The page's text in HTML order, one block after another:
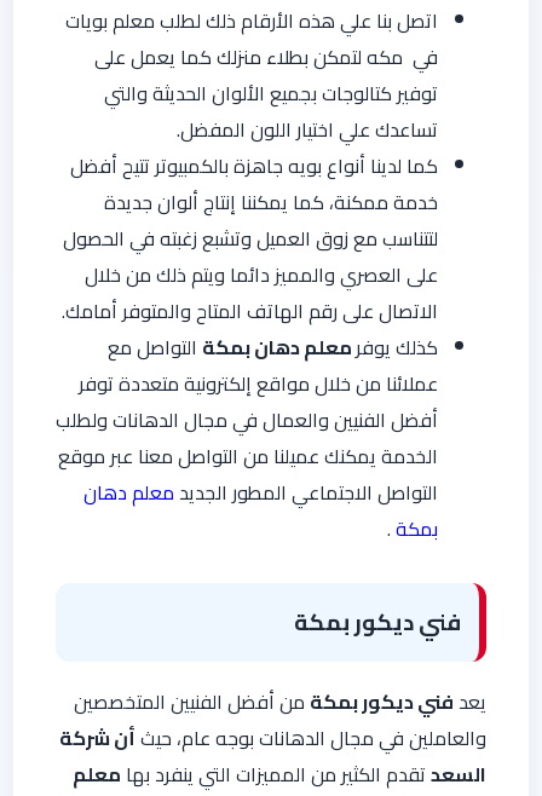
اتصل بنا علي هذه الأرقام ذلك لطلب معلم بويات
في مكه لتمكن بطلاء منزلك كما يعمل على
توفير كتالوجات بجميع الألوان الحديثة والتي
تساعدك علي اختيار اللون المفضل.
كما لدينا أنواع بويه جاهزة بالكمبيوتر تتيح أفضل
خدمة ممكنة، كما يمكننا إنتاج ألوان جديدة
لتتناسب مع زوق العميل وتشبع زغبته في الحصول
على العصري والمميز دائما ويتم ذلك من خلال
الاتصال على رقم الهاتف المتاح والمتوفر أمامك.
كذلك يوفرمعلم دهان بمكة التواصل مع
عملائنا من خلال مواقع إلكترونية متعددة توفر
أفضل الفنيين والعمال في مجال الدهانات ولطلب
الخدمة يمكنك عميلنا من التواصل معنا عبر موقع
التواصل الاجتماعي المطور الجديد معلم دهان
بمكة.
فني ديكور بمكة
يعد فني ديكور بمكة من أفضل الفنيين المتخصصين
والعاملين في مجال الدهانات بوجه عام، حيثأن شركة
السعدتقدم الكثير من المميزات التي ينفرد بها معلم